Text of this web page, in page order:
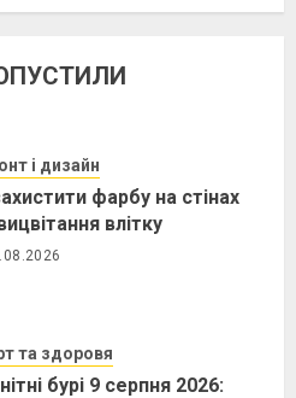
і дизайн
фарбу на стінах
влітку
та здоровя
бурі 9 серпня 2026: